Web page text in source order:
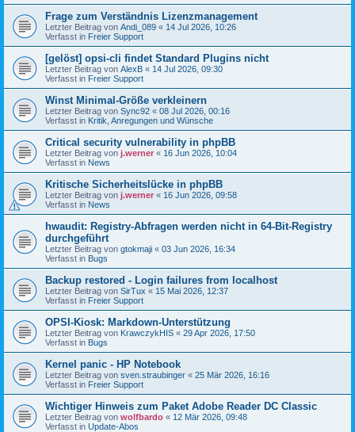
Frage zum Verständnis Lizenzmanagement
Letzter Beitrag von Andi_089 « 14 Jul 2026, 10:26
Verfasst in Freier Support
[gelöst] opsi-cli findet Standard Plugins nicht
Letzter Beitrag von AlexB « 14 Jul 2026, 09:30
Verfasst in Freier Support
Winst Minimal-Größe verkleinern
Letzter Beitrag von Sync92 « 08 Jul 2026, 00:16
Verfasst in Kritik, Anregungen und Wünsche
Critical security vulnerability in phpBB
Letzter Beitrag von j.werner « 16 Jun 2026, 10:04
Verfasst in News
Kritische Sicherheitslücke in phpBB
Letzter Beitrag von j.werner « 16 Jun 2026, 09:58
Verfasst in News
hwaudit: Registry-Abfragen werden nicht in 64-Bit-Registry
durchgeführt
Letzter Beitrag von gtokmaji « 03 Jun 2026, 16:34
Verfasst in Bugs
Backup restored - Login failures from localhost
Letzter Beitrag von SirTux « 15 Mai 2026, 12:37
Verfasst in Freier Support
OPSI-Kiosk: Markdown-Unterstützung
Letzter Beitrag von KrawczykHIS « 29 Apr 2026, 17:50
Verfasst in Bugs
Kernel panic - HP Notebook
Letzter Beitrag von sven.straubinger « 25 Mär 2026, 16:16
Verfasst in Freier Support
Wichtiger Hinweis zum Paket Adobe Reader DC Classic
Letzter Beitrag von wolfbardo « 12 Mär 2026, 09:48
Verfasst in Update-Abos